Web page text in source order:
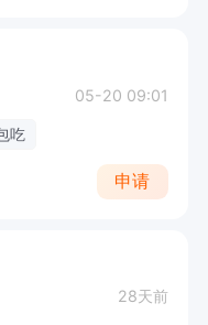
05-20 09:01
吃
申请
28天前